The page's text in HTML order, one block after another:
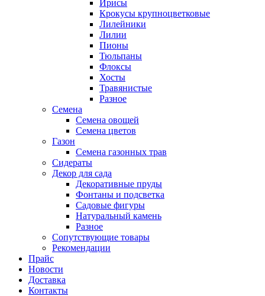
Ирисы
Крокусы крупноцветковые
Лилейники
Лилии
Пионы
Тюльпаны
Флоксы
Хосты
Травянистые
Разное
Семена
Семена овощей
Семена цветов
Газон
Семена газонных трав
Сидераты
Декор для сада
Декоративные пруды
Фонтаны и подсветка
Садовые фигуры
Натуральный камень
Разное
Сопутствующие товары
Рекомендации
Прайс
Новости
Доставка
Контакты